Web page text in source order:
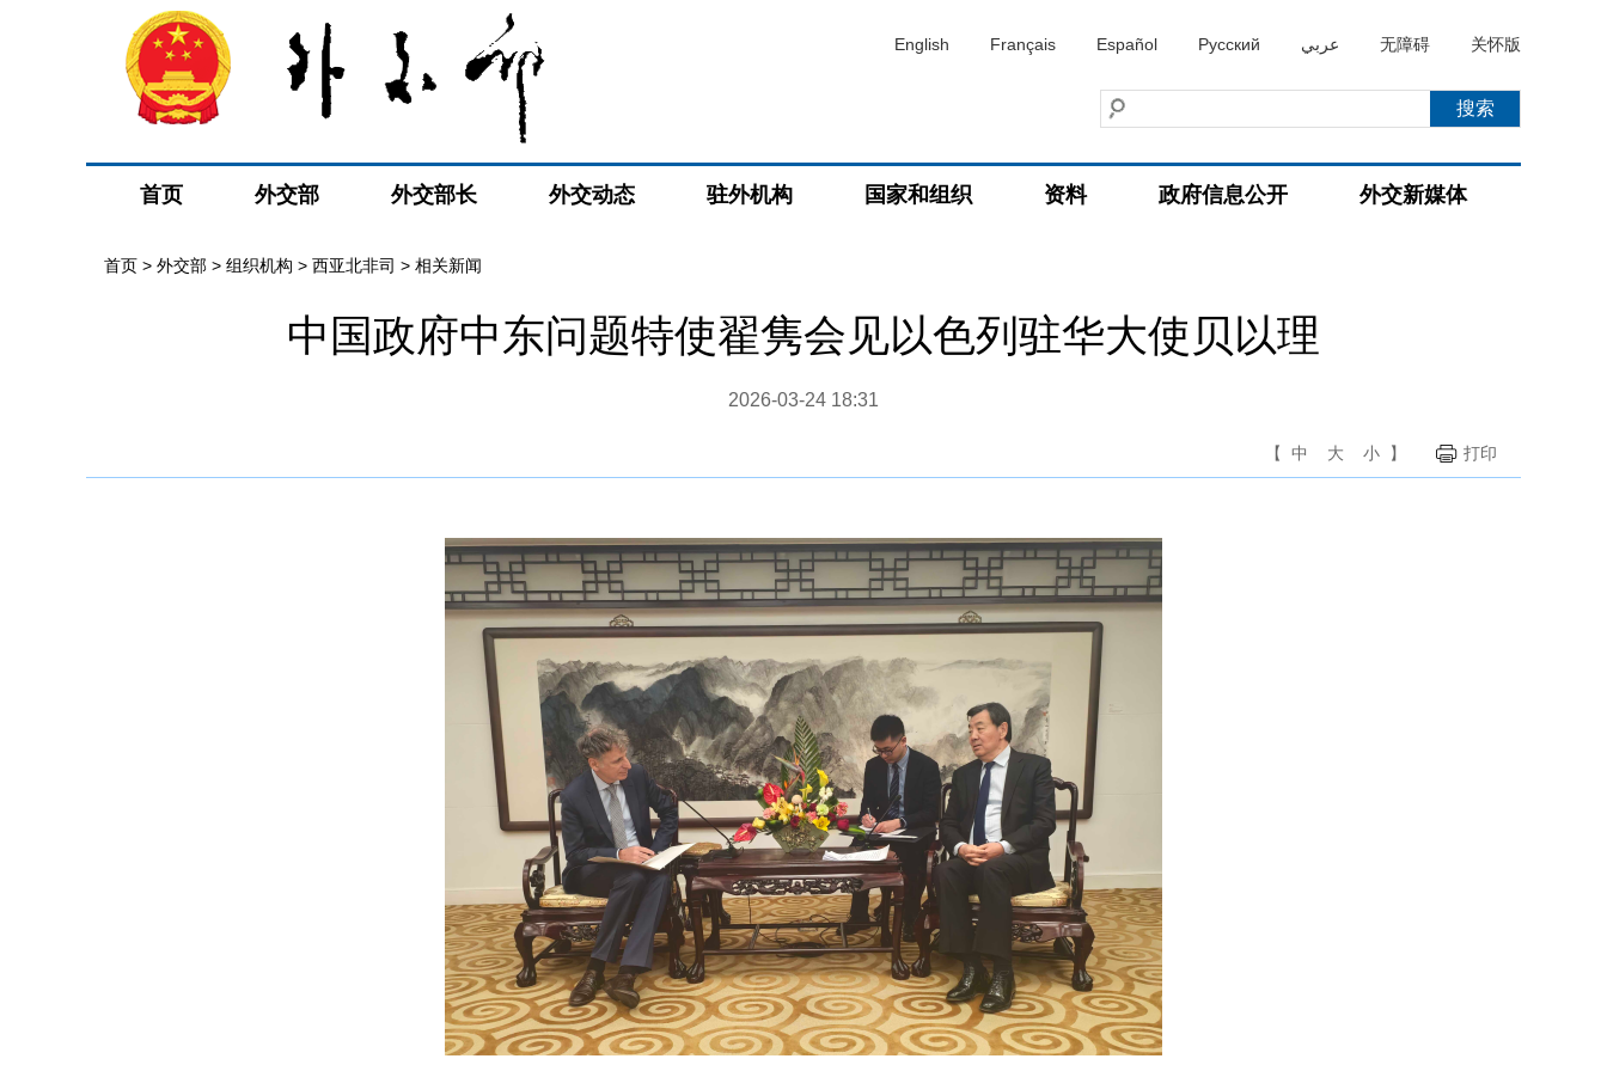
English Français Español Русский عربي 无障碍 关怀版
首页 外交部 外交部长 外交动态 驻外机构 国家和组织 资料 政府信息公开 外交新媒体
首页 > 外交部 > 组织机构 > 西亚北非司 > 相关新闻
中国政府中东问题特使翟隽会见以色列驻华大使贝以理
2026-03-24 18:31
【 中 大 小 】 打印